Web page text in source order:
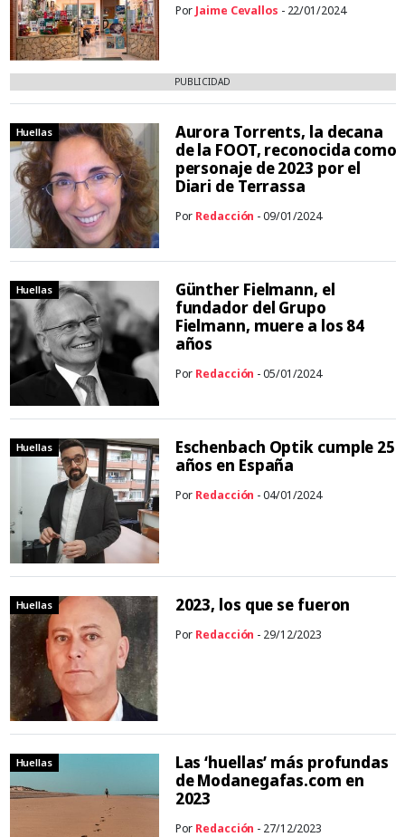
Por Jaime Cevallos - 22/01/2024
PUBLICIDAD
Huellas
Aurora Torrents, la decana
de la FOOT, reconocida como
personaje de 2023 por el
Diari de Terrassa
Por Redacción - 09/01/2024
Huellas
Günther Fielmann, el
fundador del Grupo
Fielmann, muere a los 84
años
Por Redacción - 05/01/2024
Huellas
Eschenbach Optik cumple 25
años en España
Por Redacción - 04/01/2024
Huellas 2023, los que se fueron
Por Redacción - 29/12/2023
Huellas
Las ‘huellas’ más profundas
de Modanegafas.com en
2023
Por Redacción - 27/12/2023